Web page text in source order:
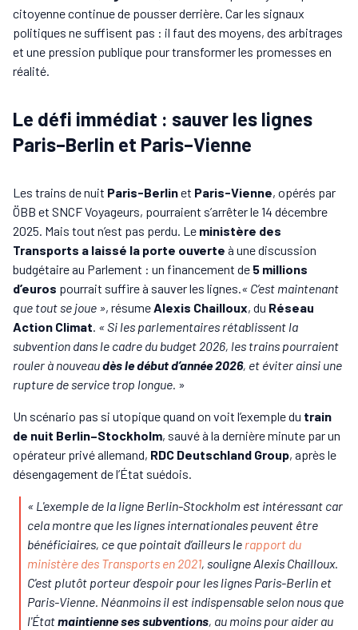
citoyenne continue de pousser derrière. Car les signaux
politiques ne suffisent pas : il faut des moyens, des arbitrages
et une pression publique pour transformer les promesses en
réalité.
Le défi immédiat : sauver les lignes
Paris–Berlin et Paris–Vienne
Les trains de nuit Paris-Berlinet Paris-Vienne, opérés par
ÖBB et SNCF Voyageurs, pourraient s’arrêter le 14 décembre
2025. Mais tout n’est pas perdu. Le ministère des
Transports a laissé la porte ouverte à une discussion
budgétaire au Parlement : un financement de 5 millions
d’euros pourrait suffire à sauver les lignes. « C’est maintenant
que tout se joue », résume Alexis Chailloux, du Réseau
Action Climat « Si les parlementaires rétablissent la
subvention dans le cadre du budget 2026, les trains pourraient
rouler à nouveaudès le début d’année 2026, et éviter ainsi une
rupture de service trop longue. »
Un scénario pas si utopique quand on voit l’exemple du train
de nuit Berlin–Stockholm, sauvé à la dernière minute par un
opérateur privé allemand, RDC Deutschland Group, après le
désengagement de l’État suédois.
« L'exemple de la ligne Berlin-Stockholm est intéressant car
cela montre que les lignes internationales peuvent être
bénéficiaires, ce que pointait d’ailleurs le rapport du
ministère des Transports en 2021, souligne Alexis Chailloux.
C'est plutôt porteur d’espoir pour les lignes Paris-Berlin et
Paris-Vienne. Néanmoins il est indispensable selon nous que
l'Étatmaintienne ses subventions, au moins pour aider au